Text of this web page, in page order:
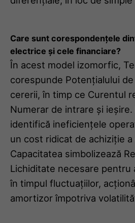
Care sunt corespondențele
electrice și cele financiare?
În acest model izomorfic,
corespunde Potențialului
cererii, în timp ce Curentul
Numerar de intrare și
identifică ineficiențele
un cost ridicat de achiziție a
Capacitatea simbolizează
Lichiditate necesare pentru
în timpul fluctuațiilor,
amortizor împotriva